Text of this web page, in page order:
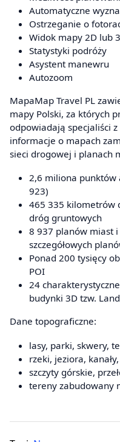
Automatyczne
Ostrzeganie o
Widok mapy 2D lub
Statystyki podróży
Asystent manewru
Autozoom
MapaMap Travel PL
mapy Polski, za których
odpowiadają specjaliści z
informacje o mapach
sieci drogowej i planach
2,6 miliona punktów
923)
465 335 kilometrów
dróg gruntowych
8 937 planów miast
szczegółowych
Ponad 200 tysięcy
POI
24
budynki 3D tzw.
Dane topograficzne:
lasy, parki, skwery,
rzeki, jeziora,
szczyty górskie,
tereny zabudowany